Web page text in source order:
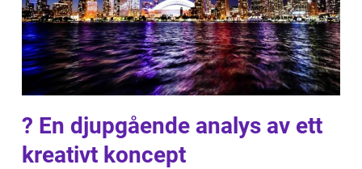
? En djupgående analys av ett
kreativt koncept